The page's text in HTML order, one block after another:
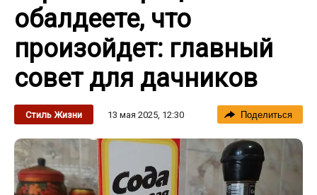
обалдеете, что
произойдет: главный
совет для дачников
Стиль Жизни 13 мая 2025, 12:30 Поделиться